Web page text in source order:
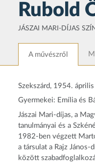
Rubold
JÁSZAI MARI-DÍJAS
A művészről
Szekszárd, 1954.
Gyermekei: Emília és
Jászai Mari-díjas, a
tanulmányai és a
1982-ben végzett
a társulat a Rajz
között